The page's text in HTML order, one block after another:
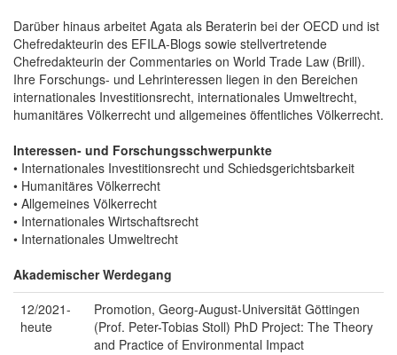
Darüber hinaus arbeitet Agata als Beraterin bei der OECD und ist
Chefredakteurin des EFILA-Blogs sowie stellvertretende
Chefredakteurin der Commentaries on World Trade Law (Brill).
Ihre Forschungs- und Lehrinteressen liegen in den Bereichen
internationales Investitionsrecht, internationales Umweltrecht,
humanitäres Völkerrecht und allgemeines öffentliches Völkerrecht.
Interessen- und Forschungsschwerpunkte
• Internationales Investitionsrecht und Schiedsgerichtsbarkeit
• Humanitäres Völkerrecht
• Allgemeines Völkerrecht
• Internationales Wirtschaftsrecht
• Internationales Umweltrecht
Akademischer Werdegang
12/2021-
heute
Promotion, Georg-August-Universität Göttingen
(Prof. Peter-Tobias Stoll) PhD Project: The Theory
and Practice of Environmental Impact